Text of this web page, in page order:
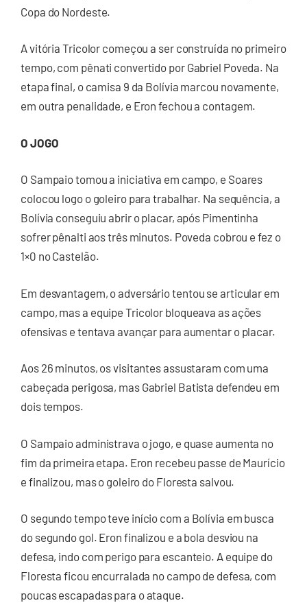
Copa do Nordeste.
A vitória Tricolor começou a ser construída no primeiro
tempo, com pênati convertido por Gabriel Poveda. Na
etapa final, o camisa 9 da Bolívia marcou novamente,
em outra penalidade, e Eron fechou a contagem.
O JOGO
O Sampaio tomou a iniciativa em campo, e Soares
colocou logo o goleiro para trabalhar. Na sequência, a
Bolívia conseguiu abrir o placar, após Pimentinha
sofrer pênalti aos três minutos. Poveda cobrou e fez o
1×0 no Castelão.
Em desvantagem, o adversário tentou se articular em
campo, mas a equipe Tricolor bloqueava as ações
ofensivas e tentava avançar para aumentar o placar.
Aos 26 minutos, os visitantes assustaram com uma
cabeçada perigosa, mas Gabriel Batista defendeu em
dois tempos.
O Sampaio administrava o jogo, e quase aumenta no
fim da primeira etapa. Eron recebeu passe de Maurício
e finalizou, mas o goleiro do Floresta salvou.
O segundo tempo teve início com a Bolívia em busca
do segundo gol. Eron finalizou e a bola desviou na
defesa, indo com perigo para escanteio. A equipe do
Floresta ficou encurralada no campo de defesa, com
poucas escapadas para o ataque.